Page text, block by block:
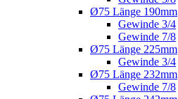
Ø75 Länge 190mm
Gewinde 3/4
Gewinde 7/8
Ø75 Länge 225mm
Gewinde 3/4
Ø75 Länge 232mm
Gewinde 7/8